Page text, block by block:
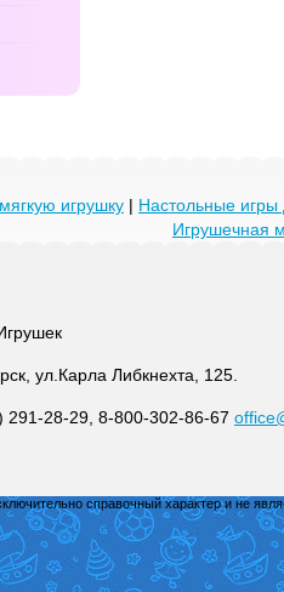
игрушку | Настольные игры
Игрушечная
ул.Карла Либкнехта, 125.
28-29, 8-800-302-86-67
справочный характер и не